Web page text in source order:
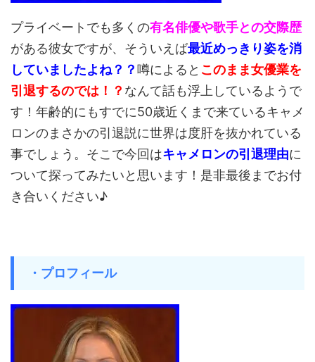
プライベートでも多くの有名俳優や歌手との交際歴
がある彼女ですが、そういえば最近めっきり姿を消
していましたよね？？噂によると このまま女優業を
引退するのでは！？ なんて話も浮上しているようで
す！年齢的にもすでに50歳近くまで来ているキャメ
ロンのまさかの引退説に世界は度肝を抜かれている
事でしょう。そこで今回はキャメロンの引退理由に
ついて探ってみたいと思います！是非最後までお付
き合いください♪
・プロフィール